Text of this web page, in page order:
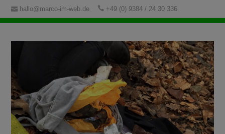
hallo@marco-im-web.de +49 (0) 9384 / 24 30 336